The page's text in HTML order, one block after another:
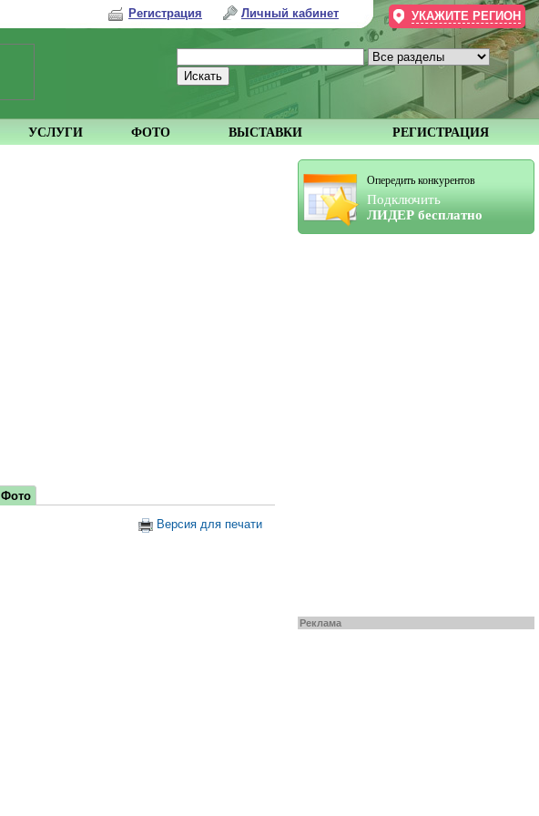
Опередить конкурентов
Подключить
ЛИДЕР бесплатно
Реклама
Фото
Версия для печати
УСЛУГИ ФОТО ВЫСТАВКИ РЕГИСТРАЦИЯ
Личный кабинет
Регистрация УКАЖИТЕ РЕГИОН